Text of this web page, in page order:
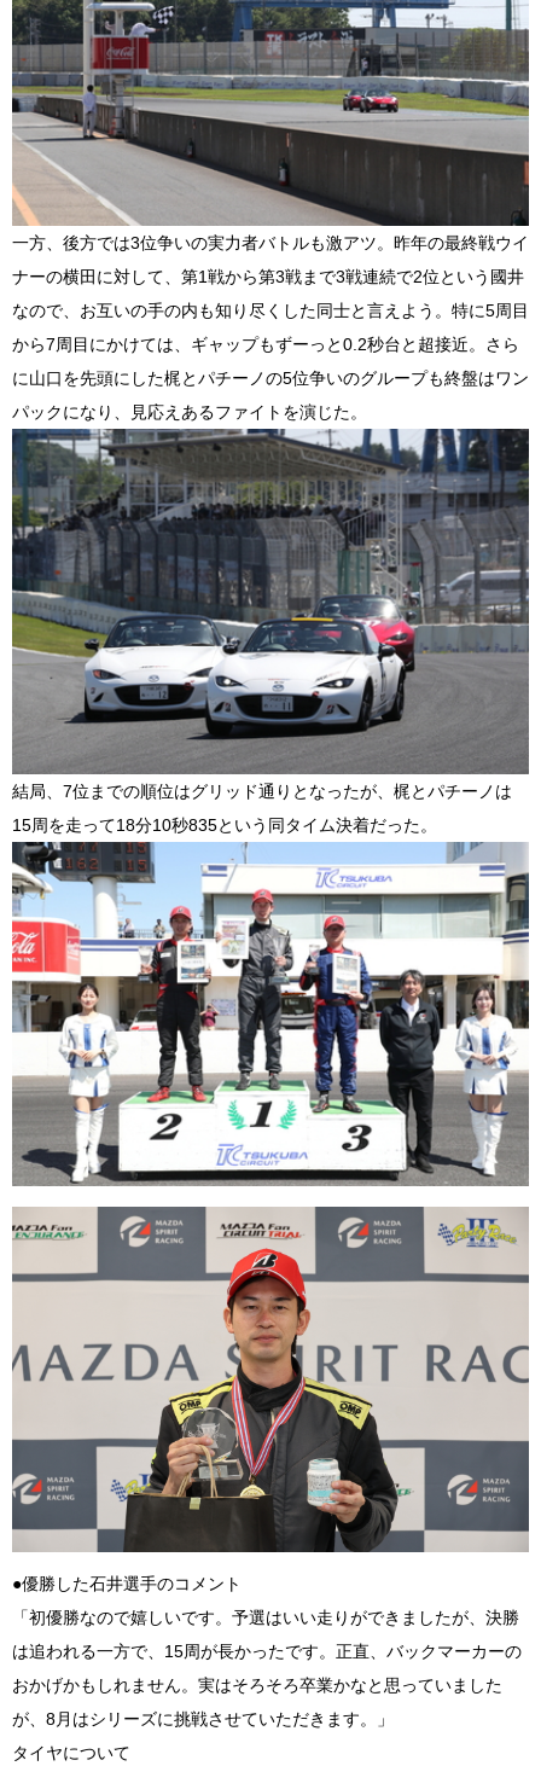
一方、後方では3位争いの実力者バトルも激アツ。昨年の最終戦ウイ
ナーの横田に対して、第1戦から第3戦まで3戦連続で2位という國井
なので、お互いの手の内も知り尽くした同士と言えよう。特に5周目
から7周目にかけては、ギャップもずーっと0.2秒台と超接近。さら
に山口を先頭にした梶とパチーノの5位争いのグループも終盤はワン
パックになり、見応えあるファイトを演じた。
結局、7位までの順位はグリッド通りとなったが、梶とパチーノは
15周を走って18分10秒835という同タイム決着だった。
●優勝した石井選手のコメント
「初優勝なので嬉しいです。予選はいい走りができましたが、決勝
は追われる一方で、15周が長かったです。正直、バックマーカーの
おかげかもしれません。実はそろそろ卒業かなと思っていました
が、8月はシリーズに挑戦させていただきます。」
タイヤについて